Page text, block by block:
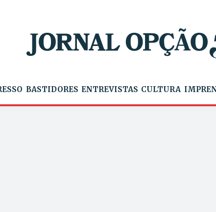
BASTIDORES ENTREVISTAS CULTURA